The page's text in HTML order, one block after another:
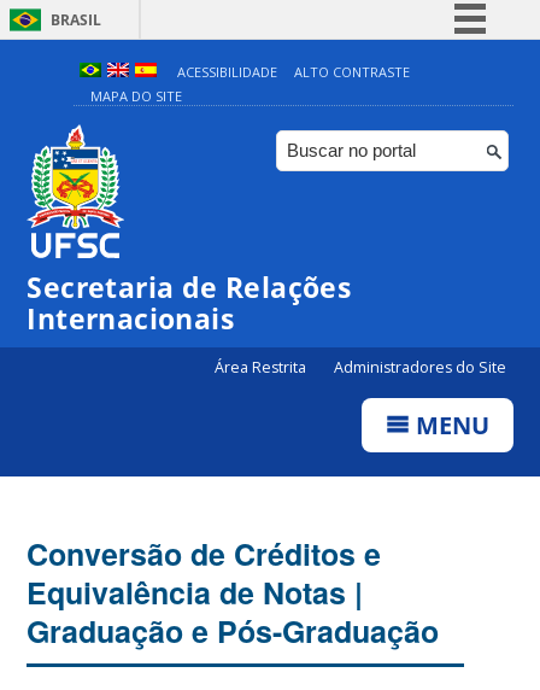
BRASIL
Simplifique!
Comunica BR
Participe
ACESSIBILIDADE
ALTO CONTRASTE
MAPA DO SITE
Secretaria de Relações
Internacionais
Área Restrita Administradores do Site
MENU
Conversão de Créditos e
Equivalência de Notas |
Graduação e Pós-Graduação